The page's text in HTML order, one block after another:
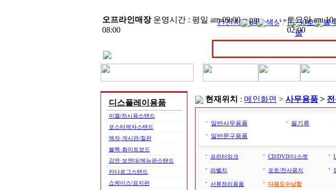
오프라인매장운영시간 : 평일 am 09:00 ~ pm
08:00
토요일 am
02:00
건전지 a4 색상지 30호 블
필
디스플레이용품
이젤/전시용스탠드
포스터액자스탠드
액자·게시판/칠판
블랙·화이트보드
강연·보면대/메뉴판스탠드
카다로그스탠드
쇼케이스/표지판
현재위치 : 메인화면 > 사무용품 >
ㆍ 일반사무용품 ㆍ 필기류
ㆍ 일반문구용품
ㆍ 프린터잉크 ㆍ CD/DVD/디스켓 ㆍ
ㆍ 라벨지 ㆍ 포토/전사용지 ㆍ
ㆍ 서류정리용품 ㆍ 다용도수납함